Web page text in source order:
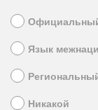
Язык
Никакой